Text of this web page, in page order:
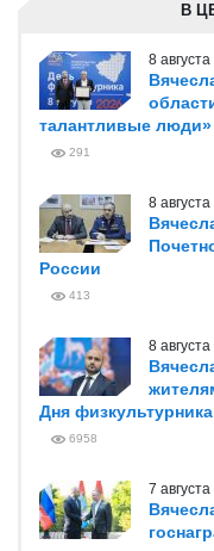
В
8
талантливые люди»
291
8
России
413
8
Дня физкультурника
6958
7